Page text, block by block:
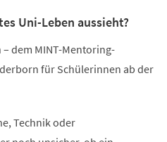
Uni-Leben aussieht?
dem MINT-Mentoring-
für Schülerinnen ab der
Technik oder